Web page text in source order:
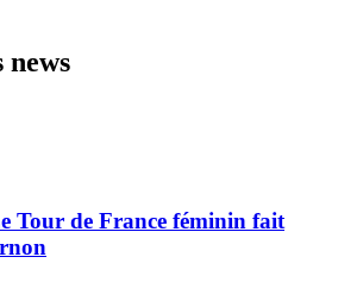
news
Tour de France féminin fait